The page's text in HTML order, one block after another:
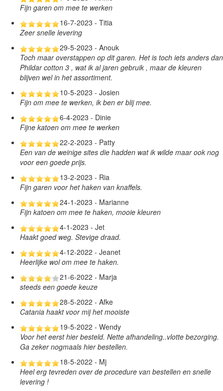
Fijn garen om mee te werken
16-7-2023 - Titia
Zeer snelle levering
29-5-2023 - Anouk
Toch maar overstappen op dit garen. Het is toch iets anders dan
Phildar cotton 3 , wat ik al jaren gebruik , maar de kleuren
blijven wel in het assortiment.
10-5-2023 - Josien
Fijn om mee te werken, ik ben er blij mee.
6-4-2023 - Dinie
Fijne katoen om mee te werken
22-2-2023 - Patty
Een van de weinige sites die hadden wat ik wilde maar ook nog
voor een goede prijs.
13-2-2023 - Ria
Fijn garen voor het haken van knaffels.
24-1-2023 - Marianne
Fijn katoen om mee te haken, mooie kleuren
4-1-2023 - Jet
Haakt goed weg. Stevige draad.
4-12-2022 - Jeanet
Heerlijke wol om mee te haken.
21-6-2022 - Marja
steeds een goede keuze
28-5-2022 - Afke
Catania haakt voor mij het mooiste
19-5-2022 - Wendy
Voor het eerst hier besteld. Nette afhandeling..vlotte bezorging.
Ga zeker nogmaals hier bestellen.
18-5-2022 - Mj
Heel erg tevreden over de procedure van bestellen en snelle
levering !